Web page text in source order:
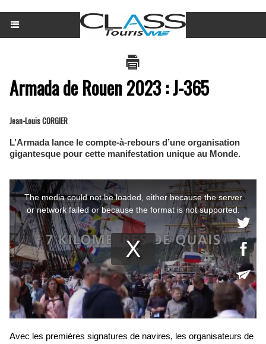
Armada de Rouen 2023 : J-365
Jean-Louis CORGIER
L’Armada lance le compte-à-rebours d’une organisation
gigantesque pour cette manifestation unique au Monde.
Avec les premières signatures de navires, les organisateurs de